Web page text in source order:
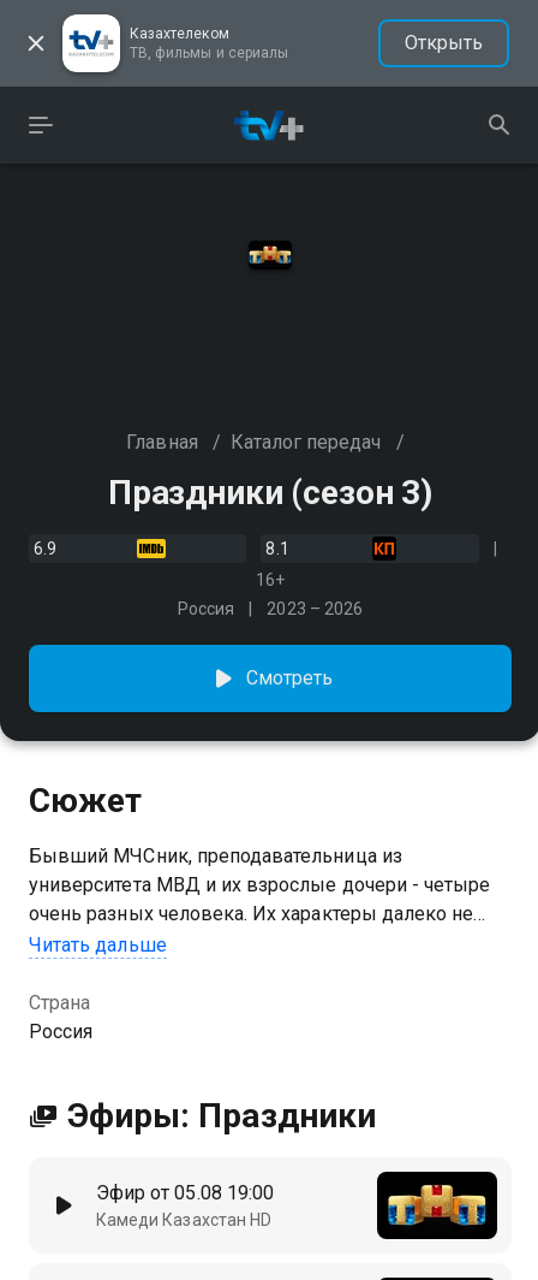
Казахтелеком
ТВ, фильмы и сериалы
Открыть
Главная / Каталог передач /
Праздники (сезон 3)
6.9
8.1
16+
Россия
2023 – 2026
Смотреть
Сюжет
Бывший МЧСник, преподавательница из
университета МВД и их взрослые дочери - четыре
очень разных человека. Их характеры далеко не
совпадают, но на каждый праздник они неизменно
Посмотреть онлайн 3 сезон сериала Праздники вы
Читать дальше
Страна
Россия
Эфиры: Праздники
Эфир от 05.08 19:00
Камеди Казахстан HD